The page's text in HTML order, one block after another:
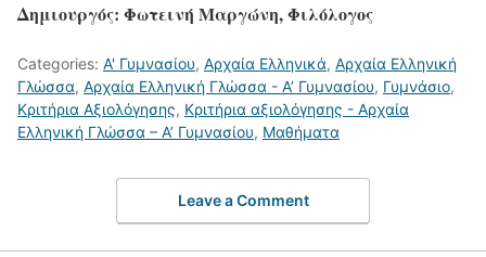
Δημιουργός: Φωτεινή Μαργώνη, Φιλόλογος
Categories: Α' Γυμνασίου, Αρχαία Ελληνικά, Αρχαία Ελληνική
Γλώσσα, Αρχαία Ελληνική Γλώσσα - Α’ Γυμνασίου, Γυμνάσιο,
Κριτήρια Αξιολόγησης, Κριτήρια αξιολόγησης - Αρχαία
Ελληνική Γλώσσα – Α’ Γυμνασίου, Μαθήματα
Leave a Comment